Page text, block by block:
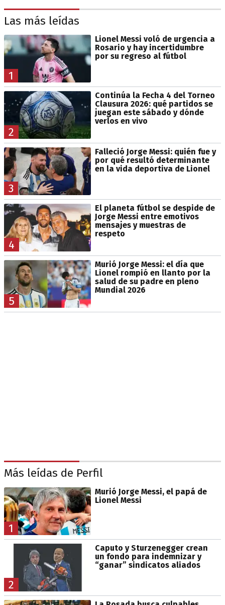
Las más leídas
1
Lionel Messi voló de urgencia a
Rosario y hay incertidumbre
por su regreso al fútbol
2
Continúa la Fecha 4 del Torneo
Clausura 2026: qué partidos se
juegan este sábado y dónde
verlos en vivo
3
Falleció Jorge Messi: quién fue y
por qué resultó determinante
en la vida deportiva de Lionel
4
El planeta fútbol se despide de
Jorge Messi entre emotivos
mensajes y muestras de
respeto
5
Murió Jorge Messi: el día que
Lionel rompió en llanto por la
salud de su padre en pleno
Mundial 2026
Más leídas de Perfil
1
Murió Jorge Messi, el papá de
Lionel Messi
2
Caputo y Sturzenegger crean
un fondo para indemnizar y
“ganar” sindicatos aliados